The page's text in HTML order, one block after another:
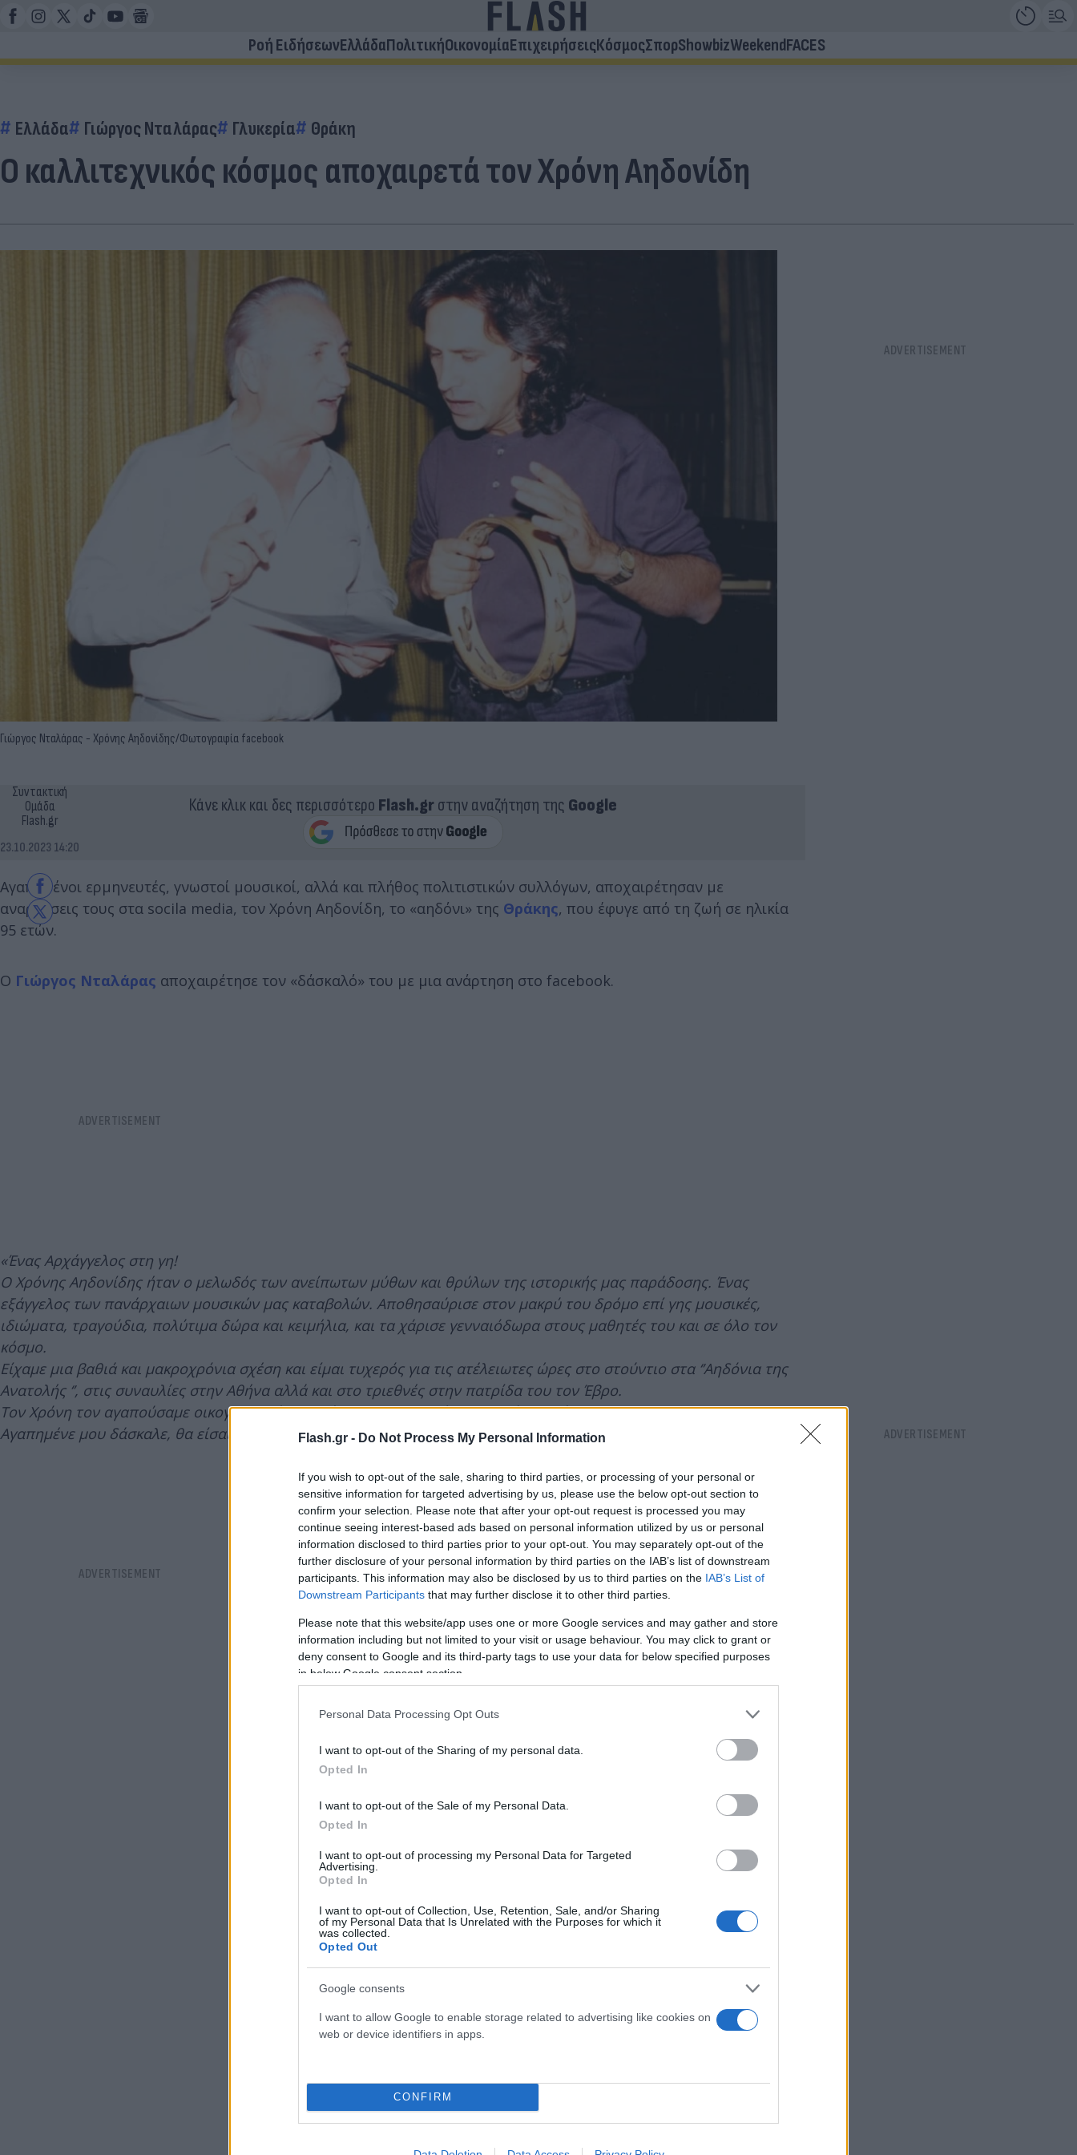
Flash.gr - Do Not Process My Personal Information
If you wish to opt-out of the sale, sharing to third parties, or processing of your personal or
sensitive information for targeted advertising by us, please use the below opt-out section to
confirm your selection. Please note that after your opt-out request is processed you may
continue seeing interest-based ads based on personal information utilized by us or personal
information disclosed to third parties prior to your opt-out. You may separately opt-out of the
further disclosure of your personal information by third parties on the IAB’s list of downstream
participants. This information may also be disclosed by us to third parties on the IAB’s List of
Downstream Participants that may further disclose it to other third parties.
Please note that this website/app uses one or more Google services and may gather and store
information including but not limited to your visit or usage behaviour. You may click to grant or
deny consent to Google and its third-party tags to use your data for below specified purposes
in below Google consent section.
Personal Data Processing Opt Outs
I want to opt-out of the Sharing of my personal data.
Opted In
I want to opt-out of the Sale of my Personal Data.
Opted In
I want to opt-out of processing my Personal Data for Targeted
Advertising.
Opted In
I want to opt-out of Collection, Use, Retention, Sale, and/or Sharing
of my Personal Data that Is Unrelated with the Purposes for which it
was collected.
Opted Out
Google consents
I want to allow Google to enable storage related to advertising like cookies on
web or device identifiers in apps.
CONFIRM
Ροή ΕιδήσεωνΕλλάδαΠολιτικήΟικονομίαΕπιχειρήσειςΚόσμοςΣπορShowbizWeekendFACES
Ελλάδα Γιώργος Νταλάρας Γλυκερία Θράκη
Ο καλλιτεχνικός κόσμος αποχαιρετά τον Χρόνη Αηδονίδη
Γιώργος Νταλάρας - Χρόνης Αηδονίδης/Φωτογραφία facebook
Συντακτική
Ομάδα
Flash.gr
23.10.2023 14:20
Κάνε κλικ και δες περισσότερο Flash.grστην αναζήτηση της Google
Αγαπημένοι ερμηνευτές, γνωστοί μουσικοί, αλλά και πλήθος πολιτιστικών συλλόγων, αποχαιρέτησαν με
αναρτήσεις τους στα socila media, τον Χρόνη Αηδονίδη, το «αηδόνι» της Θράκης, που έφυγε από τη ζωή σε ηλικία
95 ετών.
O Γιώργος Νταλάρας αποχαιρέτησε τον «δάσκαλό» του με μια ανάρτηση στο facebook.
«Ένας Αρχάγγελος στη γη!
Ο Χρόνης Αηδονίδης ήταν ο μελωδός των ανείπωτων μύθων και θρύλων της ιστορικής μας παράδοσης. Ένας
εξάγγελος των πανάρχαιων μουσικών μας καταβολών. Αποθησαύρισε στον μακρύ του δρόμο επί γης μουσικές,
ιδιώματα, τραγούδια, πολύτιμα δώρα και κειμήλια, και τα χάρισε γενναιόδωρα στους μαθητές του και σε όλο τον
κόσμο.
Είχαμε μια βαθιά και μακροχρόνια σχέση και είμαι τυχερός για τις ατέλειωτες ώρες στο στούντιο στα ‘’Αηδόνια της
Ανατολής ‘’, στις συναυλίες στην Αθήνα αλλά και στο τριεθνές στην πατρίδα του τον Έβρο.
Τον Χρόνη τον αγαπούσαμε οικογενειακά. Νανούρισε με τη φωνή του παιδί κι εγγόνια.
Αγαπημένε μου δάσκαλε, θα είσαι πάντα φωτεινό υπόδειγμα στη ζωή μου…»